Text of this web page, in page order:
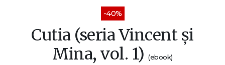
-40%
Cutia (seria Vincent și
Mina, vol. 1)(ebook)